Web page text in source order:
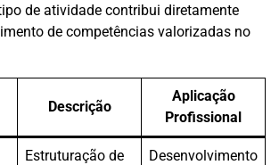
de atividade contribui diretamente
de competências valorizadas no
Descrição
Aplicação
Profissional
Estruturação de
Desenvolvimento